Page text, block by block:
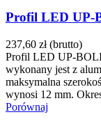
Profil LED UP-
237,60 zł (brutto)
Profil LED UP-
wykonany jest z
maksymalna
wynosi 12 mm.
Porównaj